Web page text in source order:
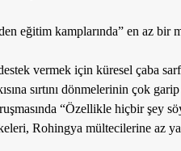
eğitim kamplarında” en az
vermek için küresel çaba
sırtını dönmelerinin çok
“Özellikle hiçbir şey
Rohingya mültecilerine az